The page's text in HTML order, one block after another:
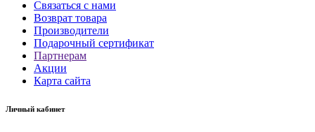
Связаться с нами
Возврат товара
Производители
Подарочный сертификат
Партнерам
Акции
Карта сайта
Личный кабинет